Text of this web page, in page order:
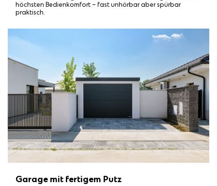
höchsten Bedienkomfort – fast unhörbar aber spürbar
praktisch.
Garage mit fertigem Putz